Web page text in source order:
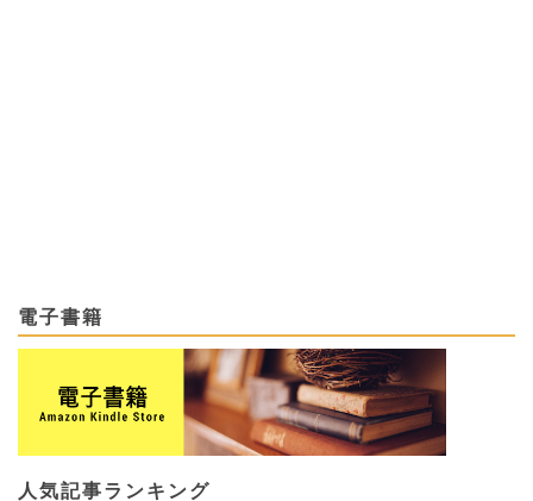
電子書籍
人気記事ランキング